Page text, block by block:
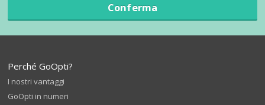
Conferma
Perché GoOpti?
I nostri vantaggi
GoOpti in numeri